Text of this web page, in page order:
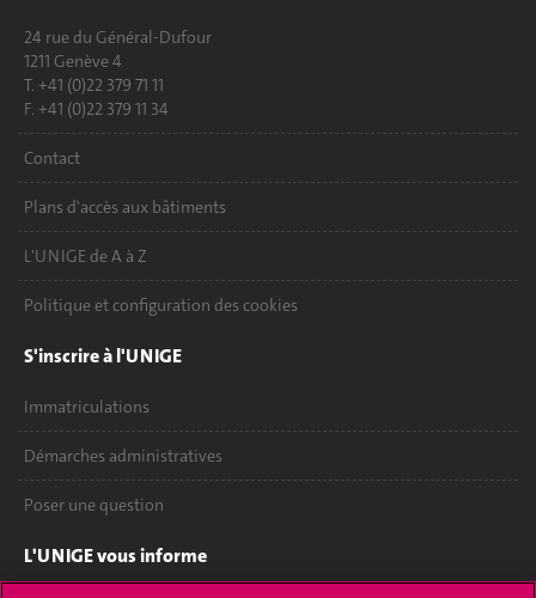
24 rue du Général-Dufour
1211 Genève 4
T. +41 (0)22 379 71 11
F. +41 (0)22 379 11 34
Contact
Plans d'accès aux bâtiments
L'UNIGE de A à Z
Politique et configuration des cookies
S'inscrire à l'UNIGE
Immatriculations
Démarches administratives
Poser une question
L'UNIGE vous informe